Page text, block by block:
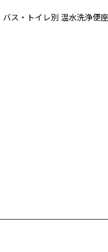
バス・トイレ別 温水洗浄便座